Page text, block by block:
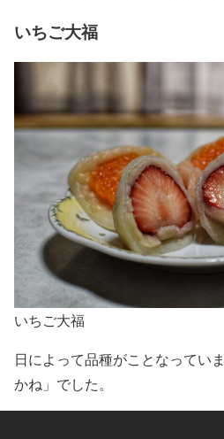
いちご大福
いちご大福
日によって品種がことなってい
かね」でした。